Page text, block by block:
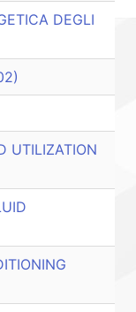
DEGLI
UTILIZATION